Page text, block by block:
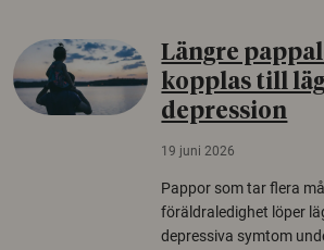
Längre
kopplas till
depression
19 juni 2026
Pappor som tar flera
föräldraledighet löper
depressiva symtom